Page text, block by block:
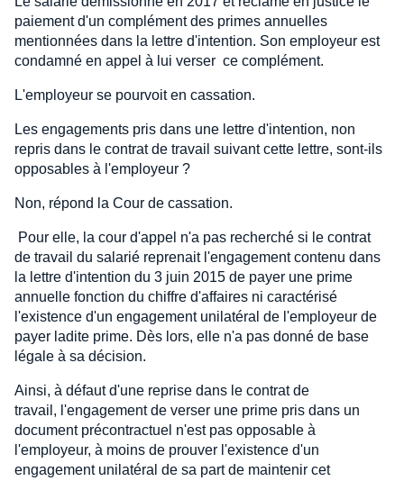
paiement d'un complément des primes annuelles
mentionnées dans la lettre d'intention. Son employeur est
condamné en appel à lui verser ce complément.
L'employeur se pourvoit en cassation.
Les engagements pris dans une lettre d'intention, non
repris dans le contrat de travail suivant cette lettre, sont-ils
opposables à l'employeur ?
Non, répond la Cour de cassation.
Pour elle, la cour d'appel n'a pas recherché si le contrat
de travail du salarié reprenait l'engagement contenu dans
la lettre d'intention du 3 juin 2015 de payer une prime
annuelle fonction du chiffre d'affaires ni caractérisé
l'existence d'un engagement unilatéral de l'employeur de
payer ladite prime. Dès lors, elle n'a pas donné de base
légale à sa décision.
Ainsi, à défaut d'une reprise dans le contrat de
travail, l'engagement de verser une prime pris dans un
document précontractuel n'est pas opposable à
l'employeur, à moins de prouver l'existence d'un
engagement unilatéral de sa part de maintenir cet